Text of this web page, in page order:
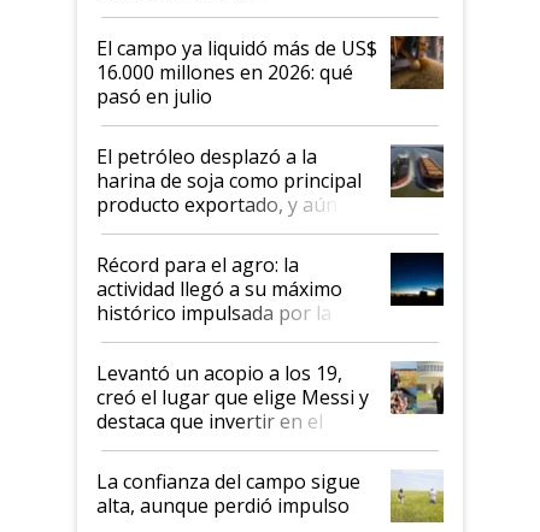
El campo ya liquidó más de US$
16.000 millones en 2026: qué
pasó en julio
El petróleo desplazó a la
harina de soja como principal
producto exportado, y aún así
el agro aportó casi seis de cada
diez dólares y sostuvo el
liderazgo en un semestre
récord
Récord para el agro: la
actividad llegó a su máximo
histórico impulsada por la
cosecha y las exportaciones
Levantó un acopio a los 19,
creó el lugar que elige Messi y
destaca que invertir en el
kirchnerismo era como "darle
plata a un hijo para droga":
Juan Félix Rossetti, el libertario
que de una dura crisis salió
La confianza del campo sigue
alta, aunque perdió impulso